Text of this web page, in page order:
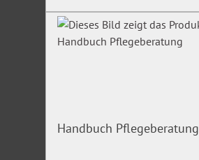
Handbuch Pflegeberatung